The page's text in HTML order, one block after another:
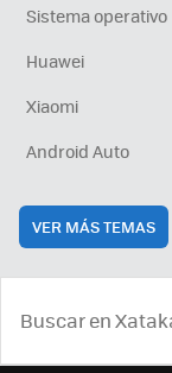
Sistema operativo
Huawei
Xiaomi
Android Auto
VER MÁS TEMAS